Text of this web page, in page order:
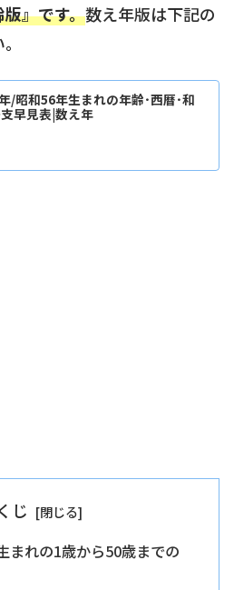
』です。数え年版は下記の
/昭和56年生まれの年齢･西暦･和
早見表|数え年
じ
まれの1歳から50歳までの